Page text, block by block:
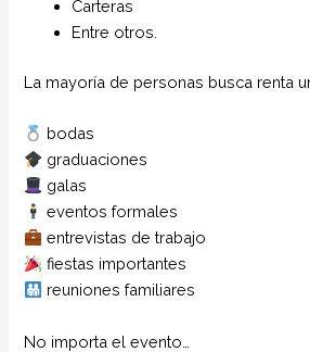
Carteras
Entre otros.
La mayoría de personas busca renta
bodas
graduaciones
galas
eventos formales
entrevistas de trabajo
fiestas importantes
reuniones familiares
No importa el evento…